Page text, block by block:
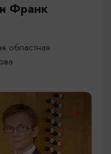
Франк
областная